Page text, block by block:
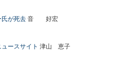
氏が死去 音 好宏
ースサイト 津山 恵子